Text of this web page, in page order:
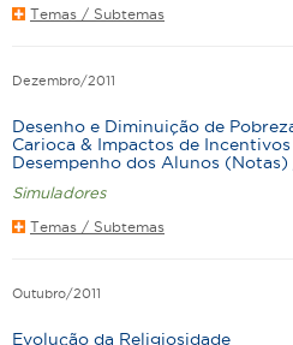
Temas / Subtemas
Dezembro/2011
Desenho e Diminuição de
Carioca & Impactos de
Desempenho dos Alunos
Simuladores
Temas / Subtemas
Outubro/2011
Evolução da Religiosidade